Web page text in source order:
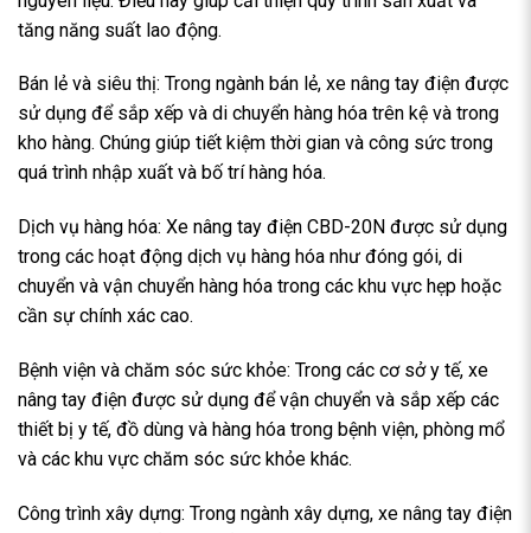
tăng năng suất lao động.
Bán lẻ và siêu thị: Trong ngành bán lẻ, xe nâng tay điện được
sử dụng để sắp xếp và di chuyển hàng hóa trên kệ và trong
kho hàng. Chúng giúp tiết kiệm thời gian và công sức trong
quá trình nhập xuất và bố trí hàng hóa.
Dịch vụ hàng hóa: Xe nâng tay điện CBD-20N được sử dụng
trong các hoạt động dịch vụ hàng hóa như đóng gói, di
chuyển và vận chuyển hàng hóa trong các khu vực hẹp hoặc
cần sự chính xác cao.
Bệnh viện và chăm sóc sức khỏe: Trong các cơ sở y tế, xe
nâng tay điện được sử dụng để vận chuyển và sắp xếp các
thiết bị y tế, đồ dùng và hàng hóa trong bệnh viện, phòng mổ
và các khu vực chăm sóc sức khỏe khác.
Công trình xây dựng: Trong ngành xây dựng, xe nâng tay điện